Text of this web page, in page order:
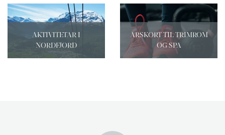
AKTIVITETAR I
NORDFJORD
ÅRSKORT TIL TRIMROM
OG SPA